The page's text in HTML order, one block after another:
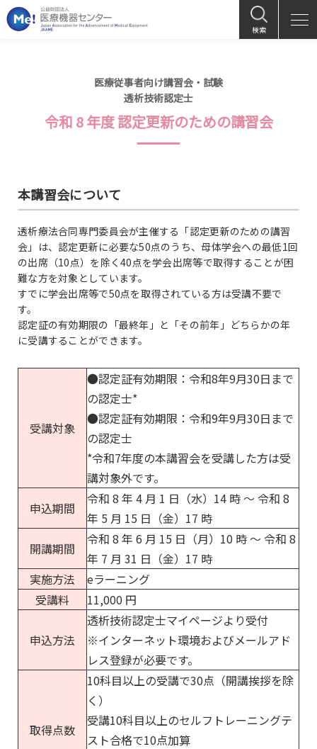
検索
医療従事者向け講習会・試験
透析技術認定士
令和 8 年度 認定更新のための講習会
本講習会について
透析療法合同専門委員会が主催する「認定更新のための講習
会」は、認定更新に必要な50点のうち、母体学会への最低1回
の出席（10点）を除く40点を学会出席等で取得することが困
難な方を対象としています。
すでに学会出席等で50点を取得されている方は受講不要で
す。
認定証の有効期限の「最終年」と「その前年」どちらかの年
に受講することができます。
受講対象
●認定証有効期限：令和8年9月30日まで
の認定士*
●認定証有効期限：令和9年9月30日まで
の認定士
*令和7年度の本講習会を受講した方は受
講対象外です。
申込期間
令和 8 年 4 月 1 日（水）14 時 ～ 令和 8
年 5 月 15 日（金）17 時
開講期間
令和 8 年 6 月 15 日（月）10 時 ～ 令和 8
年 7 月 31 日（金）17 時
実施方法
eラーニング
受講料
11,000 円
申込方法
透析技術認定士マイページより受付
※インターネット環境およびメールアド
レス登録が必要です。
取得点数
10科目以上の受講で30点（開講挨拶を除
く）
受講10科目以上のセルフトレーニングテ
スト合格で10点加算